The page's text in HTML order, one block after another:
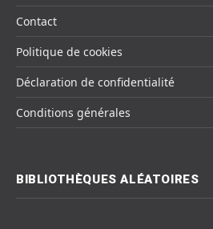
Contact
Politique de cookies
Déclaration de confidentialité
Conditions générales
BIBLIOTHÈQUES ALÉATOIRES